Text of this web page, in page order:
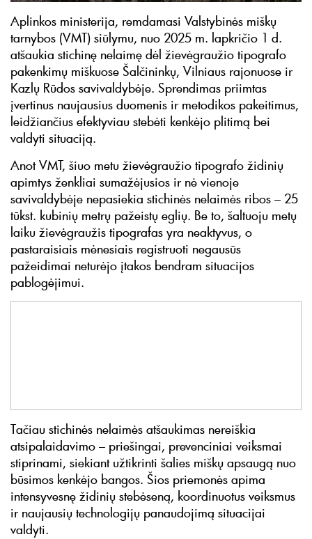
Aplinkos ministerija, remdamasi Valstybinės miškų
tarnybos (VMT) siūlymu, nuo 2025 m. lapkričio 1 d.
atšaukia stichinę nelaimę dėl žievėgraužio tipografo
pakenkimų miškuose Šalčininkų, Vilniaus rajonuose ir
Kazlų Rūdos savivaldybėje. Sprendimas priimtas
įvertinus naujausius duomenis ir metodikos pakeitimus,
leidžiančius efektyviau stebėti kenkėjo plitimą bei
valdyti situaciją.
Anot VMT, šiuo metu žievėgraužio tipografo židinių
apimtys ženkliai sumažėjusios ir nė vienoje
savivaldybėje nepasiekia stichinės nelaimės ribos – 25
tūkst. kubinių metrų pažeistų eglių. Be to, šaltuoju metų
laiku žievėgraužis tipografas yra neaktyvus, o
pastaraisiais mėnesiais registruoti negausūs
pažeidimai neturėjo įtakos bendram situacijos
pablogėjimui.
Tačiau stichinės nelaimės atšaukimas nereiškia
atsipalaidavimo – priešingai, prevenciniai veiksmai
stiprinami, siekiant užtikrinti šalies miškų apsaugą nuo
būsimos kenkėjo bangos. Šios priemonės apima
intensyvesnę židinių stebėseną, koordinuotus veiksmus
ir naujausių technologijų panaudojimą situacijai
valdyti.